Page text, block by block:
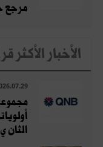
مرجع
الأخبار الأكثر
الثان ي